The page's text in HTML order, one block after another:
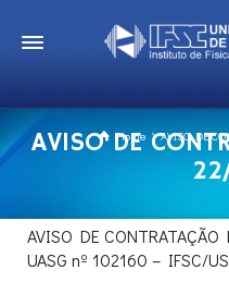
Home AVISO DE
AVISO DE
AVISO DE
UASG nº 102160 – IFSC/